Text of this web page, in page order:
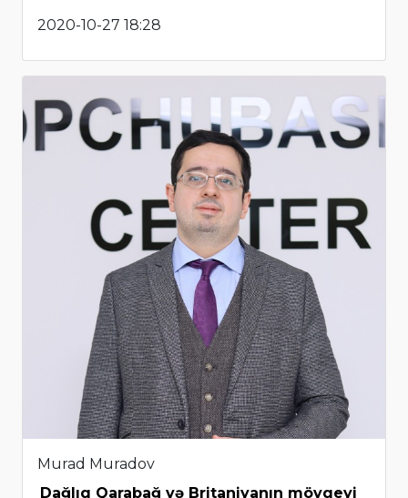
2020-10-27 18:28
Murad Muradov
Dağlıq Qarabağ və Britaniyanın mövqeyi